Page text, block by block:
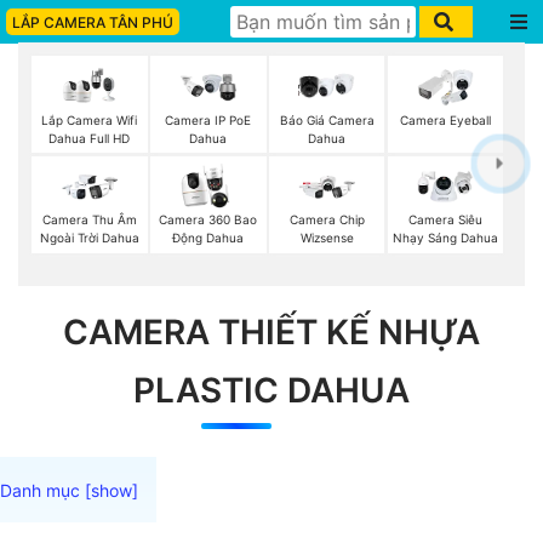
LẮP CAMERA TÂN PHÚ
Lắp Camera Wifi
Dahua Full HD
Camera IP PoE
Dahua
Báo Giá Camera
Dahua
Camera Eyeball
Camera Thu Âm
Ngoài Trời Dahua
Camera 360 Bao
Động Dahua
Camera Chip
Wizsense
Camera Siêu
Nhạy Sáng Dahua
CAMERA THIẾT KẾ NHỰA
PLASTIC DAHUA